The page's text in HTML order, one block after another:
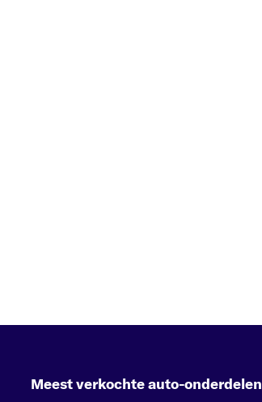
Meest verkochte auto-onderdelen